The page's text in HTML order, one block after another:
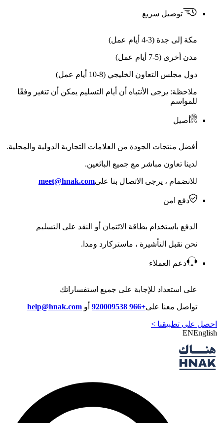
توصيل سريع
مكة إلى جدة (3-4 أيام عمل)
مدن أخرى (5-7 أيام عمل)
دول مجلس التعاون الخليجي (8-10 أيام عمل)
ملاحظة: يرجى الأنتباه أن أيام التسليم يمكن أن تتغير وفقًا
للمواسم
أصيل
أفضل منتجات الجودة من العلامات التجارية الدولية والمحلية.
لدينا تعاون مباشر مع جميع البائعين.
للانضمام ، يرجى الاتصال بنا علىmeet@hnak.com
دفع امن
الدفع باستخدام بطاقة الائتمان أو النقد على التسليم
نحن نقبل التأشيرة ، ماستركارد ومدا.
دعم العملاء
على استعداد للإجابة على جميع استفساراتك
تواصل معنا على+966 920009538 أو help@hnak.com
احصل على تطبيقنا >
ENEnglish